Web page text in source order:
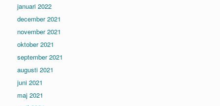
januari 2022
december 2021
november 2021
oktober 2021
september 2021
augusti 2021
juni 2021
maj 2021